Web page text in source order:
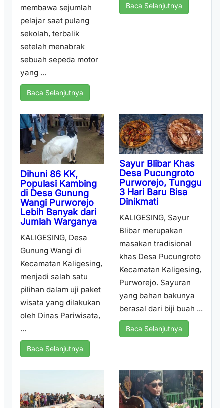
membawa sejumlah
pelajar saat pulang
sekolah, terbalik
setelah menabrak
sebuah sepeda motor
yang ...
Baca Selanjutnya
Baca Selanjutnya
Dihuni 86 KK,
Populasi Kambing
di Desa Gunung
Wangi Purworejo
Lebih Banyak dari
Jumlah Warganya
KALIGESING, Desa
Gunung Wangi di
Kecamatan Kaligesing,
menjadi salah satu
pilihan dalam uji paket
wisata yang dilakukan
oleh Dinas Pariwisata,
...
Baca Selanjutnya
Sayur Blibar Khas
Desa Pucungroto
Purworejo, Tunggu
3 Hari Baru Bisa
Dinikmati
KALIGESING, Sayur
Blibar merupakan
masakan tradisional
khas Desa Pucungroto
Kecamatan Kaligesing,
Purworejo. Sayuran
yang bahan bakunya
berasal dari biji buah ...
Baca Selanjutnya